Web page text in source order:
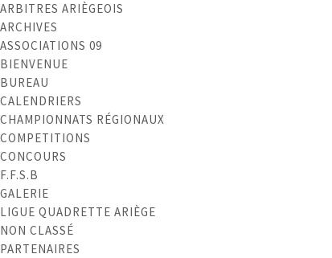
ARBITRES ARIÈGEOIS
ARCHIVES
ASSOCIATIONS 09
BIENVENUE
BUREAU
CALENDRIERS
CHAMPIONNATS RÉGIONAUX
COMPETITIONS
CONCOURS
F.F.S.B
GALERIE
LIGUE QUADRETTE ARIÈGE
NON CLASSÉ
PARTENAIRES